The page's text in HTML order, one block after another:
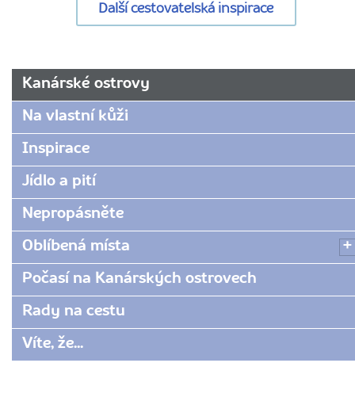
Další cestovatelská inspirace
URL
www.radynacestu.cz/magazin/doprava-
el-
hierru/
Kanárské ostrovy
Na vlastní kůži
Inspirace
Jídlo a pití
Nepropásněte
Oblíbená místa
Počasí na Kanárských ostrovech
Rady na cestu
Víte, že...